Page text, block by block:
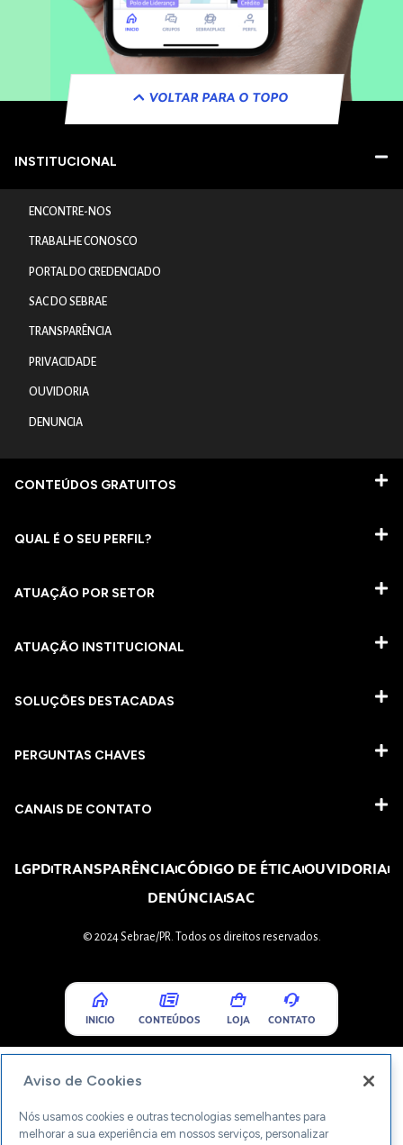
VOLTAR PARA O TOPO
INSTITUCIONAL
ENCONTRE-NOS
TRABALHE CONOSCO
PORTAL DO CREDENCIADO
SAC DO SEBRAE
TRANSPARÊNCIA
PRIVACIDADE
OUVIDORIA
DENUNCIA
CONTEÚDOS GRATUITOS
QUAL É O SEU PERFIL?
ATUAÇÃO POR SETOR
ATUAÇÃO INSTITUCIONAL
SOLUÇÕES DESTACADAS
PERGUNTAS CHAVES​
CANAIS DE CONTATO
LGPDTRANSPARÊNCIACÓDIGO DE ÉTICAOUVIDORIA
DENÚNCIASAC
© 2024 Sebrae/PR. Todos os direitos reservados.
INICIO CONTEÚDOS LOJA CONTATO
Aviso de Cookies
Nós usamos cookies e outras tecnologias semelhantes para
melhorar a sua experiência em nossos serviços, personalizar